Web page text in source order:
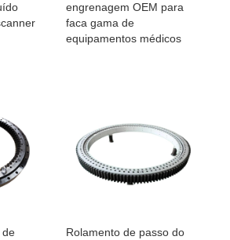
engrenagem OEM para
faca gama de
equipamentos médicos
de
Rolamento de passo do